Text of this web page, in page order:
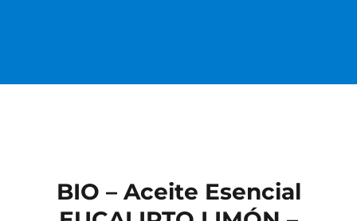
BIO – Aceite Esencial